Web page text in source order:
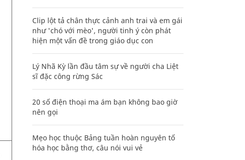
Clip lột tả chân thực cảnh anh trai và em gái
như 'chó với mèo', người tinh ý còn phát
hiện một vấn đề trong giáo dục con
Lý Nhã Kỳ lần đầu tâm sự về người cha Liệt
sĩ đặc công rừng Sác
20 số điện thoại ma ám bạn không bao giờ
nên gọi
Mẹo học thuộc Bảng tuần hoàn nguyên tố
hóa học bằng thơ, câu nói vui vẻ